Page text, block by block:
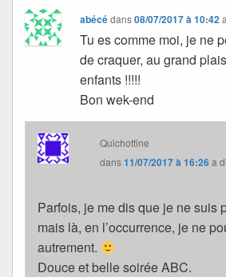
abécédans08/07/2017 à 10:42
Tu es comme moi, je ne
de craquer, au grand
enfants !!!!!
Bon wek-end
Quichottine
dans11/07/2017 à 16:26a
Parfois, je me dis que je ne suis
mais là, en l’occurrence, je ne
autrement.
Douce et belle soirée ABC.